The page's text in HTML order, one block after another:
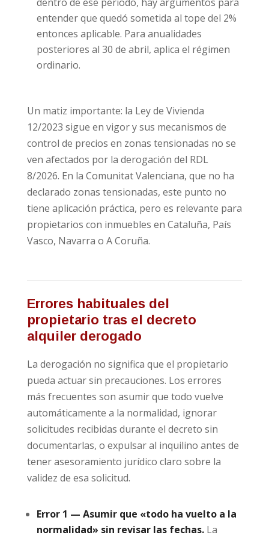
entender que quedó sometida al tope del 2%
entonces aplicable. Para anualidades
posteriores al 30 de abril, aplica el régimen
ordinario.
Un matiz importante: la Ley de Vivienda
12/2023 sigue en vigor y sus mecanismos de
control de precios en zonas tensionadas no se
ven afectados por la derogación del RDL
8/2026. En la Comunitat Valenciana, que no ha
declarado zonas tensionadas, este punto no
tiene aplicación práctica, pero es relevante para
propietarios con inmuebles en Cataluña, País
Vasco, Navarra o A Coruña.
Errores habituales del
propietario tras el decreto
alquiler derogado
La derogación no significa que el propietario
pueda actuar sin precauciones. Los errores
más frecuentes son asumir que todo vuelve
automáticamente a la normalidad, ignorar
solicitudes recibidas durante el decreto sin
documentarlas, o expulsar al inquilino antes de
tener asesoramiento jurídico claro sobre la
validez de esa solicitud.
Error 1 — Asumir que «todo ha vuelto a la
normalidad» sin revisar las fechas.La